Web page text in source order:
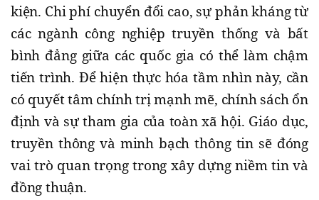
kiện. Chi phí chuyển đổi cao, sự phản kháng từ
các ngành công nghiệp truyền thống và bất
bình đẳng giữa các quốc gia có thể làm chậm
tiến trình. Để hiện thực hóa tầm nhìn này, cần
có quyết tâm chính trị mạnh mẽ, chính sách ổn
định và sự tham gia của toàn xã hội. Giáo dục,
truyền thông và minh bạch thông tin sẽ đóng
vai trò quan trọng trong xây dựng niềm tin và
đồng thuận.